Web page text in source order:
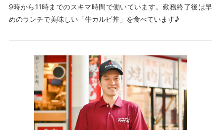
9時から11時までのスキマ時間で働いています。勤務終了後は早
めのランチで美味しい「牛カルビ丼」を食べています♪